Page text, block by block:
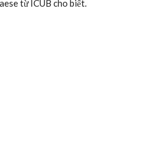
từ ICUB cho biết.